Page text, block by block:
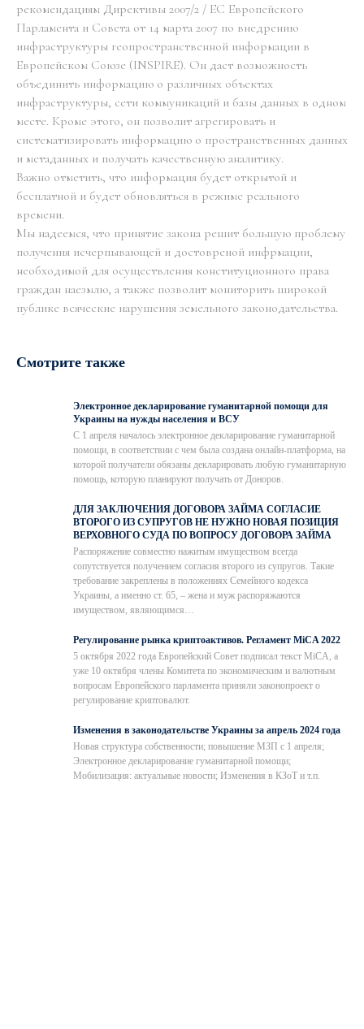
рекомендациям Директивы 2007/2 / ЕС Европейского
Парламента и Совета от 14 марта 2007 по внедрению
инфраструктуры геопространственной информации в
Европейском Союзе (INSPIRE). Он даст возможность
объединить информацию о различных объектах
инфраструктуры, сети коммуникаций и базы данных в одном
месте. Кроме этого, он позволит агрегировать и
систематизировать информацию о пространственных данных
и метаданных и получать качественную аналитику.
Важно отметить, что информация будет открытой и
бесплатной и будет обновляться в режиме реального
времени.
Мы надеемся, что принятие закона решит большую проблему
получения исчерпывающей и достовреной инфрмации,
необходимой для осуществления конституционного права
граждан наезмлю, а также позволит мониторить широкой
публике всяческие нарушения земельного законодательства.
Смотрите также
Электронное декларирование гуманитарной помощи для
Украины на нужды населения и ВСУ
С 1 апреля началось электронное декларирование гуманитарной
помощи, в соответствии с чем была создана онлайн-платформа, на
которой получатели обязаны декларировать любую гуманитарную
помощь, которую планируют получать от Доноров.
ДЛЯ ЗАКЛЮЧЕНИЯ ДОГОВОРА ЗАЙМА СОГЛАСИЕ
ВТОРОГО ИЗ СУПРУГОВ НЕ НУЖНО НОВАЯ ПОЗИЦИЯ
ВЕРХОВНОГО СУДА ПО ВОПРОСУ ДОГОВОРА ЗАЙМА
Распоряжение совместно нажитым имуществом всегда
сопутствуется получением согласия второго из супругов. Такие
требование закреплены в положениях Семейного кодекса
Украины, а именно ст. 65, – жена и муж распоряжаются
имуществом, являющимся…
Регулирование рынка криптоактивов. Регламент MiCA 2022
5 октября 2022 года Европейский Совет подписал текст MiCA, а
уже 10 октября члены Комитета по экономическим и валютным
вопросам Европейского парламента приняли законопроект о
регулирование криптовалют.
Изменения в законодательстве Украины за апрель 2024 года
Новая структура собственности; повышение МЗП с 1 апреля;
Электронное декларирование гуманитарной помощи;
Мобилизация: актуальные новости; Изменения в КЗоТ и т.п.